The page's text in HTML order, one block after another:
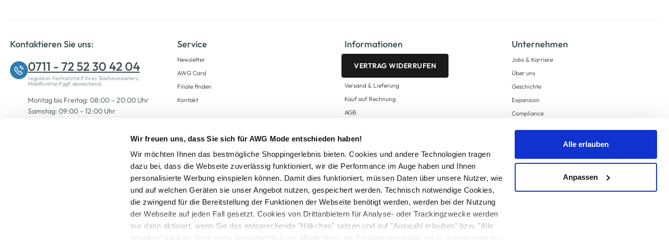
Wir freuen uns, dass Sie sich für AWG Mode entschieden haben!
Wir möchten Ihnen das bestmögliche Shoppingerlebnis bieten. Cookies und andere Technologien tragen
dazu bei, dass die Webseite zuverlässig funktioniert, wir die Performance im Auge haben und Ihnen
personalisierte Werbung einspielen können. Damit dies funktioniert, müssen Daten über unsere Nutzer, wie
und auf welchen Geräten sie unser Angebot nutzen, gespeichert werden. Technisch notwendige Cookies,
die zwingend für die Bereitstellung der Funktionen der Webseite benötigt werden, werden bei der Nutzung
der Webseite auf jeden Fall gesetzt. Cookies von Drittanbietern für Analyse- oder Trackingzwecke werden
nur dann aktiviert, wenn Sie das entsprechende "Häkchen" setzen und auf "Auswahl erlauben" bzw. "Alle
erlauben" klicken. Mehr dazu (einschließlich der Möglichkeit, die Einwilligungserklärung zu ändern oder zu
Alle erlauben
Anpassen
Kontaktieren Sie uns:
0711 - 72 52 30 42 04
regulärer Festnetztarif Ihres Telefonanbieters,
Mobilfunktarif ggf. abweichend.
Montag bis Freitag: 08:00 – 20:00 Uhr
Samstag: 09:00 – 12:00 Uhr
Service
Newsletter
AWG Card
Filiale finden
Kontakt
Informationen
VERTRAG WIDERRUFEN
Versand & Lieferung
Kauf auf Rechnung
AGB
Zahlungsarten
Datenschutz
AWG CARD Teilnahmebedingungen
Unternehmen
Jobs & Karriere
Über uns
Geschichte
Expansion
Compliance
Supply Chain Due Diligence
Alle Preise inkl. gesetzl. Mehrwertsteuer zzgl.